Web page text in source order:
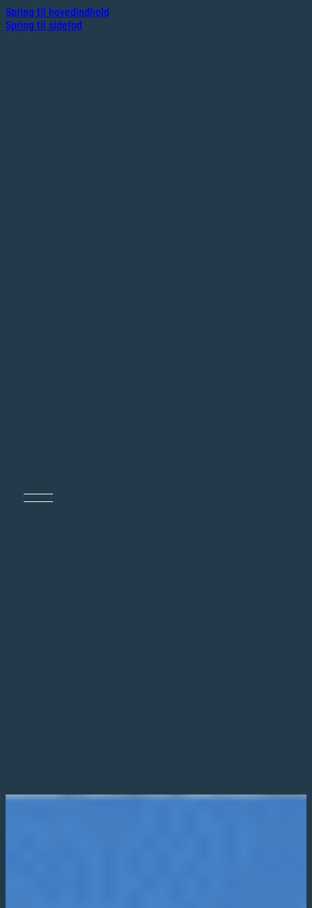
Spring til hovedindhold
Spring til sidefod